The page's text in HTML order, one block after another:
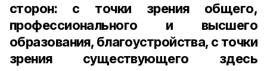
сторон: с точки зрения общего,
профессионального и высшего
образования, благоустройства, с точки
зрения существующего здесь